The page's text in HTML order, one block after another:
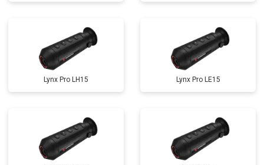
Lynx Pro LH15 Lynx Pro LE15